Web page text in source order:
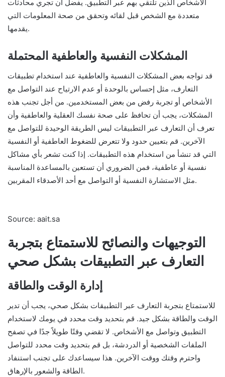
الأشخاص الذين تلتقي بهم عبر التطبيق. يفضل أن تجري محادثات
متعددة مع الشخص قبل لقائه وتحقق من صحة المعلومات التي
يقدمها.
المشكلات النفسية والعاطفية المحتملة
قد تواجه بعض المشكلات النفسية والعاطفية عند استخدام تطبيقات
التعارف، مثل إحساس بالوحدة أو عدم الارتياح عند التواصل مع
الأشخاص أو تجربة رفض من بعض المستخدمين. من أجل تجنب هذه
المشكلات، يجب أن تحافظ على صحة نفسك العقلية والعاطفية وأن
تعرف أن التعارف عبر التطبيقات ليس الطريقة الوحيدة للتواصل مع
الآخرين. قم بتعيين حدود ولا تتعرض للضغوط العاطفية أو النفسية
التي قد تنشأ من استخدام هذه التطبيقات. إذا كنت تشعر بأي مشاكل
نفسية أو عاطفية، فمن الضروري أن تستعين بالمساعدة المناسبة
مثل الاستشارة النفسية أو التواصل مع أحد الأصدقاء المقربين.
Source: aait.sa
التوجيهات والنصائح للاستمتاع بتجربة
التعارف عبر التطبيقات بشكل صحي
إدارة الوقت والطاقة
للاستمتاع بتجربة التعارف عبر التطبيقات بشكل صحي، يجب أن تدير
الوقت والطاقة بشكل جيد. قم بتحديد وقت محدد في يومك لاستخدام
التطبيق وتواصل مع الأشخاص. لا تقضي وقتًا طويلاً جدًا في تصفح
الملفات الشخصية أو الدردشة، بل قم بتحديد وقت محدد للتواصل
واحترم وقتك ووقت الآخرين. هذا سيساعدك على تجنب استنفاد
الطاقة والشعور بالإرهاق.